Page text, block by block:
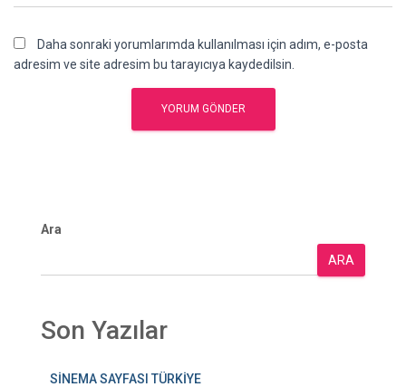
Daha sonraki yorumlarımda kullanılması için adım, e-posta
adresim ve site adresim bu tarayıcıya kaydedilsin.
Ara
ARA
Son Yazılar
SİNEMA SAYFASI TÜRKİYE